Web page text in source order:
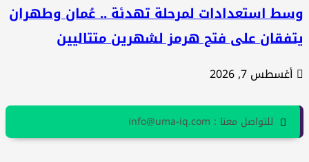
استعدادات لمرحلة تهدئة .. عُمان وطهران
على فتح هرمز لشهرين متتاليين
أغسطس 7, 2026
للتواصل معنا : info@uma-iq.com